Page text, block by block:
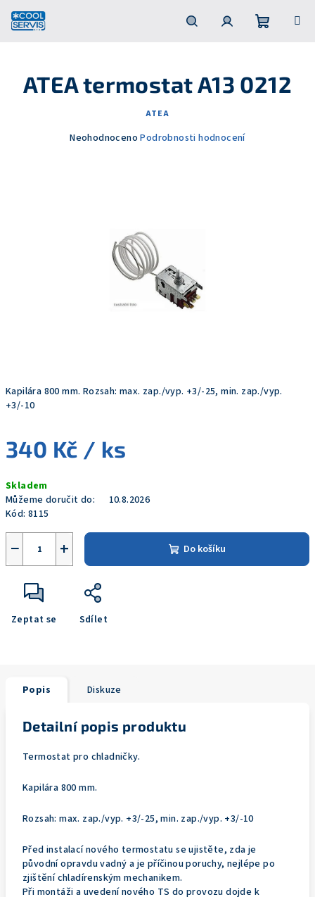
obsah
košík
Kapilára 800 mm. Rozsah: max. zap./vyp. +3/-25, min. zap./vyp.
+3/-10
340 Kč / ks
cena:
Skladem
Můžeme doručit do:
10.8.2026
Kód: 8115
+
− Do košíku
Zeptat se Sdílet
ATEA termostat A13 0212
ATEA
Průměrné
Neohodnoceno Podrobnosti hodnocení
Popis Diskuze
Detailní popis produktu
Termostat pro chladničky.
Kapilára 800 mm.
Rozsah: max. zap./vyp. +3/-25, min. zap./vyp. +3/-10
Před instalací nového termostatu se ujistěte, zda je
původní opravdu vadný a je příčinou poruchy, nejlépe po
zjištění chladírenským mechanikem.
Při montáži a uvedení nového TS do provozu dojde k